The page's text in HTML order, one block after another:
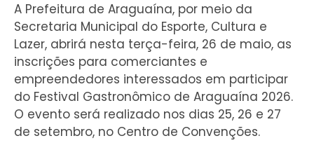
A Prefeitura de Araguaína, por meio da
Secretaria Municipal do Esporte, Cultura e
Lazer, abrirá nesta terça-feira, 26 de maio, as
inscrições para comerciantes e
empreendedores interessados em participar
do Festival Gastronômico de Araguaína 2026.
O evento será realizado nos dias 25, 26 e 27
de setembro, no Centro de Convenções.